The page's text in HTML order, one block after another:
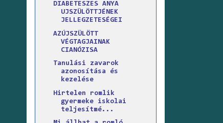
DIABETESZES ANYA
UJSZÜLÖTTJÉNEK
JELLEGZETESÉGEI
AZÚJSZÜLÖTT
VÉGTAGJAINAK
CIANÓZISA
Tanulási zavarok
azonosítása és
kezelése
Hirtelen romlik
gyermeke iskolai
teljesítmé...